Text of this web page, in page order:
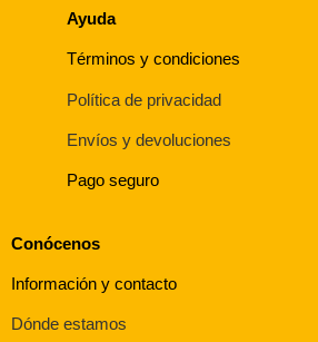
Ayuda
Términos y condiciones
Política de privacidad
Envíos y devoluciones
Pago seguro
Conócenos
Información y contacto
Dónde estamos